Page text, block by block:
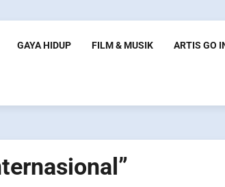
GAYA HIDUP FILM & MUSIK ARTIS GO